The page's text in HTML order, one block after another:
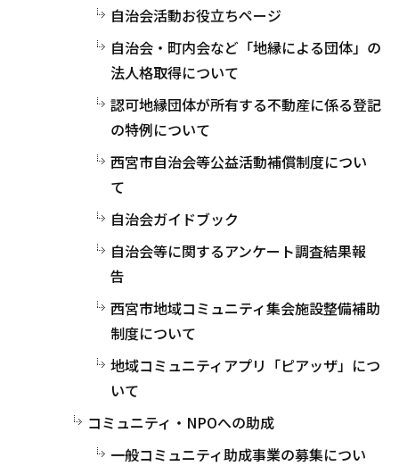
自治会活動お役立ちページ
自治会・町内会など「地縁による団体」の
法人格取得について
認可地縁団体が所有する不動産に係る登記
の特例について
西宮市自治会等公益活動補償制度につい
て
自治会ガイドブック
自治会等に関するアンケート調査結果報
告
西宮市地域コミュニティ集会施設整備補助
制度について
地域コミュニティアプリ「ピアッザ」につ
いて
コミュニティ・NPOへの助成
一般コミュニティ助成事業の募集につい